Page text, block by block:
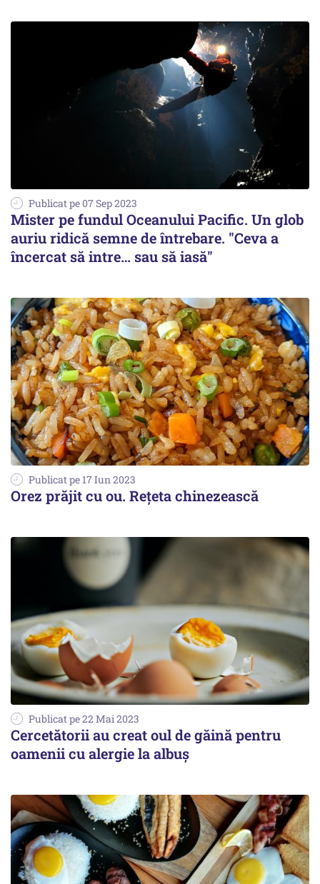
Publicat pe 07 Sep 2023
Mister pe fundul Oceanului Pacific. Un glob
auriu ridică semne de întrebare. "Ceva a
încercat să intre… sau să iasă"
Publicat pe 17 Iun 2023
Orez prăjit cu ou. Rețeta chinezească
Publicat pe 22 Mai 2023
Cercetătorii au creat oul de găină pentru
oamenii cu alergie la albuș